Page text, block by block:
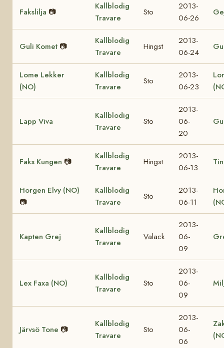
Fakslilja 📷
Kallblodig
Travare
Sto
2013-
06-26
Guli Komet 📷
Kallblodig
Travare
Hingst
2013-
06-24
Lome Lekker
(NO)
Kallblodig
Travare
Sto
2013-
06-23
Lapp Viva
Kallblodig
Travare
Sto
2013-
06-
20
Faks Kungen 📷
Kallblodig
Travare
Hingst
2013-
06-13
Horgen Elvy (NO)
📷
Kallblodig
Travare
Sto
2013-
06-11
Kapten Grej
Kallblodig
Travare
Valack
2013-
06-
09
Lex Faxa (NO)
Kallblodig
Travare
Sto
2013-
06-
09
Järvsö Tone 📷
Kallblodig
Travare
Sto
2013-
06-
06